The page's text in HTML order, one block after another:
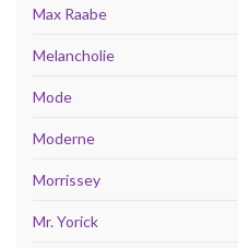
Max Raabe
Melancholie
Mode
Moderne
Morrissey
Mr. Yorick